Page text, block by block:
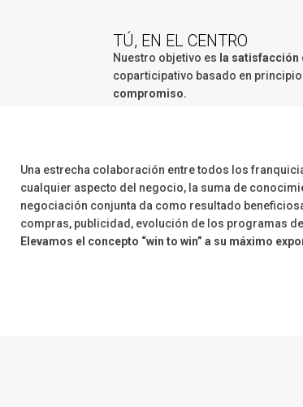
TÚ, EN EL CENTRO
Nuestro objetivo es la
coparticipativo basado en
compromiso.
Una estrecha colaboración entre todos los
cualquier aspecto del negocio, la suma de
negociación conjunta da como resultado
compras, publicidad, evolución de los programas
Elevamos el concepto “win to win” a su máximo